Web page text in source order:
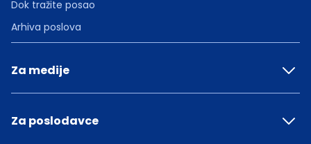
Dok tražite posao
Arhiva poslova
Za medije
Za poslodavce